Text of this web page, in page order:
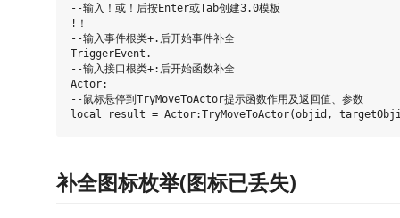
--输入！或！后按Enter或Tab创建3.0模板
!！
--输入事件根类+.后开始事件补全
TriggerEvent.
--输入接口根类+:后开始函数补全
Actor:
--鼠标悬停到TryMoveToActor提示函数作用及返回值、参数
补全图标枚举(图标已丢失)